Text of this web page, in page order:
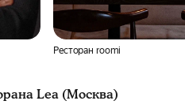
Ресторан roomi
Lea (Москва)